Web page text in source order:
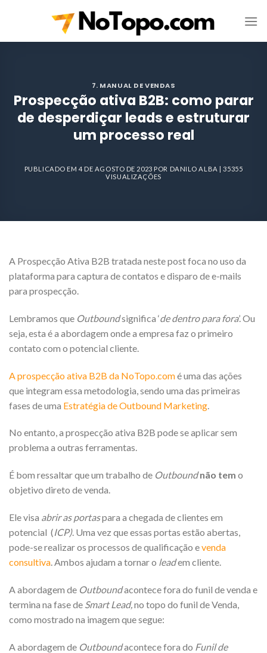
7. MANUAL DE VENDAS
Prospecção ativa B2B: como parar
de desperdiçar leads e estruturar
um processo real
PUBLICADO EM4 DE AGOSTO DE 2023 POR DANILO ALBA
| 35355
VISUALIZAÇÕES
A Prospecção Ativa B2B tratada neste post foca no uso da
plataforma para captura de contatos e disparo de e-mails
para prospecção.
Lembramos que Outboundsignifica ‘de dentro para fora’. Ou
seja, esta é a abordagem onde a empresa faz o primeiro
contato com o potencial cliente.
A prospecção ativa B2B da NoTopo.comé uma das ações
que integram essa metodologia, sendo uma das primeiras
fases de uma Estratégia de Outbound Marketing
No entanto, a prospecção ativa B2B pode se aplicar sem
problema a outras ferramentas.
É bom ressaltar que um trabalho de Outboundnão tem o
objetivo direto de venda.
Ele visa abrir as portaspara a chegada de clientes em
potencial (ICP). Uma vez que essas portas estão abertas,
pode-se realizar os processos de qualificação evenda
consultiva. Ambos ajudam a tornar o leadem cliente.
A abordagem de Outboundacontece fora do funil de venda e
termina na fase de Smart Lead, no topo do funil de Venda,
como mostrado na imagem que segue:
A abordagem de Outboundacontece fora do Funil de